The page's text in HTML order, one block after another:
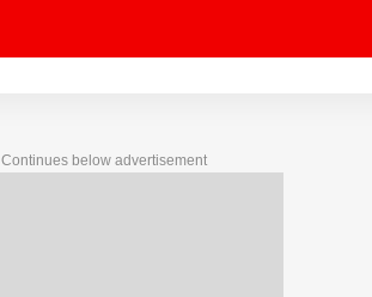
Continues below advertisement